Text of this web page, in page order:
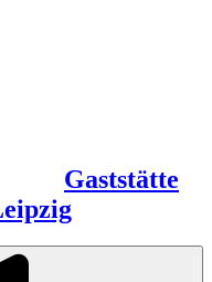
Gaststätte